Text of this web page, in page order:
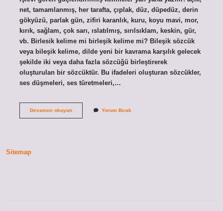
net, tamamlanmış, her tarafta, çıplak, düz, düpedüz, derin
gökyüzü, parlak gün, zifiri karanlık, kuru, koyu mavi, mor,
kırık, sağlam, çok sarı, ıslatılmış, sırılsıklam, keskin, gür,
vb. Birlesik kelime mi birleşik kelime mi? Bileşik sözcük
veya bileşik kelime, dilde yeni bir kavrama karşılık gelecek
şekilde iki veya daha fazla sözcüğü birleştirerek
oluşturulan bir sözcüktür. Bu ifadeleri oluşturan sözcükler,
ses düşmeleri, ses türetmeleri,…
Devamını okuyunKapkaç
Yorum Bırak
Sitemap